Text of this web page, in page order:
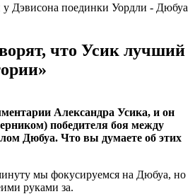
Дэвисона поединки Уордли - Дюбуа
что Усик лучший
Александра Усика, и он
победителя боя между
Дюбуа. Что вы думаете об этих
мы фокусируемся на Дюбуа, но
руками за.